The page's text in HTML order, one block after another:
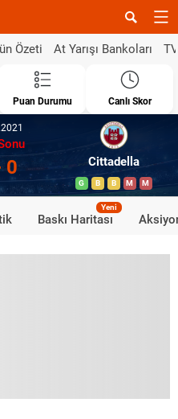
Özeti At Yarışı Bankoları
Puan Durumu Canlı Skor
0 Cittadella
G B B M M
Baskı Haritası
Yeni